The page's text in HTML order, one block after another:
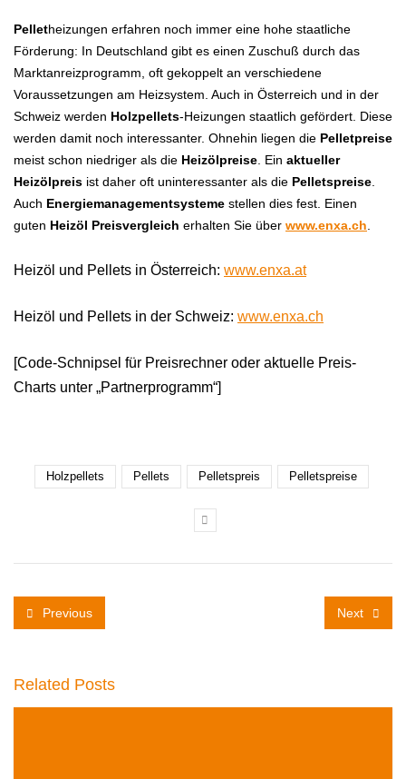
Pelletheizungen erfahren noch immer eine hohe staatliche
Förderung: In Deutschland gibt es einen Zuschuß durch das
Marktanreizprogramm, oft gekoppelt an verschiedene
Voraussetzungen am Heizsystem. Auch in Österreich und in der
Schweiz werden Holzpellets-Heizungen staatlich gefördert. Diese
werden damit noch interessanter. Ohnehin liegen die Pelletpreise
meist schon niedriger als die Heizölpreise . Ein aktueller
Heizölpreis ist daher oft uninteressanter als die Pelletspreise
Auch Energiemanagementsysteme stellen dies fest. Einen
guten Heizöl Preisvergleich erhalten Sie über www.enxa.ch
Heizöl und Pellets in Österreich: www.enxa.at
Heizöl und Pellets in der Schweiz: www.enxa.ch
[Code-Schnipsel für Preisrechner oder aktuelle Preis-
Charts unter „Partnerprogramm“]
Holzpellets Pellets Pelletspreis Pelletspreise
Previous Next
Related Posts